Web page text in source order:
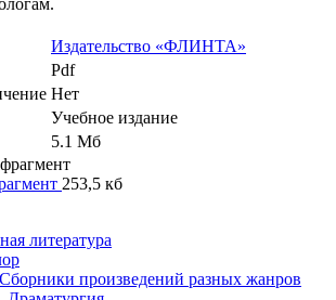
Издательство «ФЛИНТА»
Pdf
Нет
Учебное издание
5.1 Mб
253,5 кб
литература
произведений разных жанров